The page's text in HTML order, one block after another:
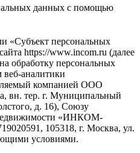
данных с помощью
«Субъект персональных
https://www.incom.ru (далее
обработку персональных
веб-аналитики
компанией ООО
вн. тер. г. Муниципальный
д. 16), Союзу
«ИНКОМ-
105318, г. Москва, ул.
условиями.